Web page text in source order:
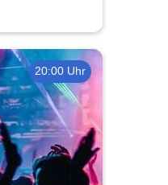
20:00 Uhr